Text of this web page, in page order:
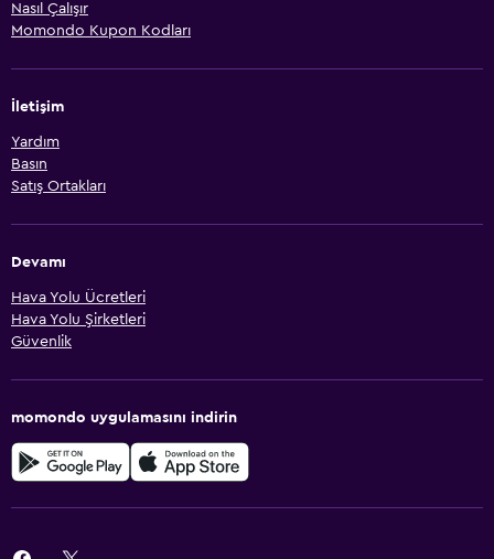
Nasıl Çalışır
Momondo Kupon Kodları
İletişim
Yardım
Basın
Satış Ortakları
Devamı
Hava Yolu Ücretleri
Hava Yolu Şirketleri
Güvenlik
momondo uygulamasını indirin